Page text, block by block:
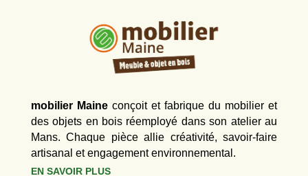
mobilier Maineconçoit et fabrique du mobilier et
des objets en bois réemployé dans son atelier au
Mans. Chaque pièce allie créativité, savoir-faire
artisanal et engagement environnemental.
EN SAVOIR PLUS